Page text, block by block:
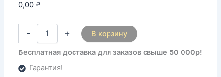
0,00₽
- + В корзину
Бесплатная доставка для заказов свыше 50 000р!
Гарантия!